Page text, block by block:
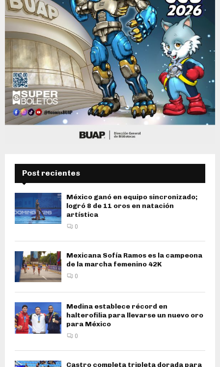
Post recientes
México ganó en equipo sincronizado;
logró 8 de 11 oros en natación
artística
0
Mexicana Sofía Ramos es la campeona
de la marcha femenino 42K
0
Medina establece récord en
halterofilia para llevarse un nuevo oro
para México
0
Castro completa tripleta dorada para